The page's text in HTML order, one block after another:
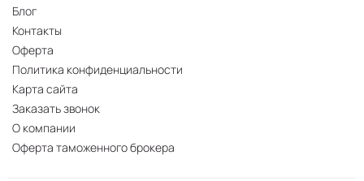
продолжительное время держать зарядку;
Стабильностью работы;
Наличием функции адаптации
энергопотребления;
Высокой яркостью дисплея, в некоторых зонах
доходящей до 4000 нит.
Есть вопросы о смартфоне Honor GT
Блог
Контакты
Оферта
Политика конфиденциальности
Карта сайта
Заказать звонок
О компании
Оферта таможенного брокера